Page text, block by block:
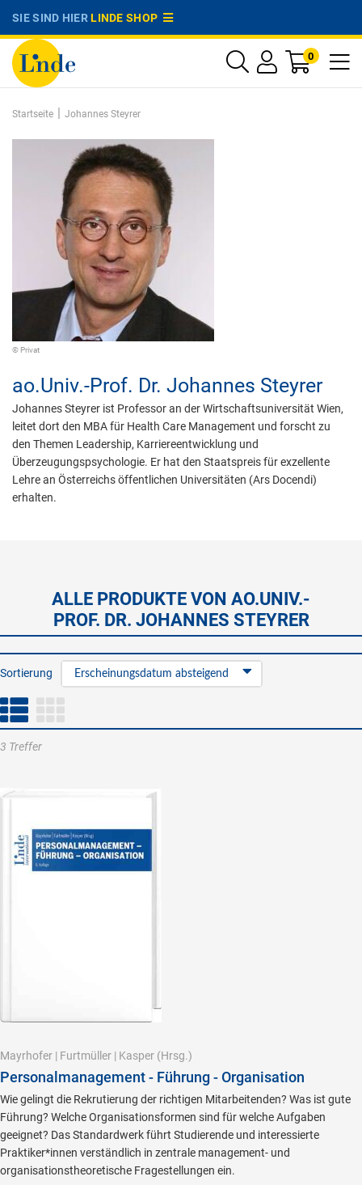
SIE SIND HIERLINDE SHOP
0
Startseite | Johannes Steyrer
© Privat
ao.Univ.-Prof. Dr. Johannes Steyrer
Johannes Steyrer ist Professor an der Wirtschaftsuniversität Wien,
leitet dort den MBA für Health Care Management und forscht zu
den Themen Leadership, Karriereentwicklung und
Überzeugungspsychologie. Er hat den Staatspreis für exzellente
Lehre an Österreichs öffentlichen Universitäten (Ars Docendi)
erhalten.
ALLE PRODUKTE VON AO.UNIV.-
PROF. DR. JOHANNES STEYRER
Sortierung Erscheinungsdatum absteigend
3 Treffer
Mayrhofer | Furtmüller | Kasper (Hrsg.)
Personalmanagement - Führung - Organisation
Wie gelingt die Rekrutierung der richtigen Mitarbeitenden? Was ist gute
Führung? Welche Organisationsformen sind für welche Aufgaben
geeignet? Das Standardwerk führt Studierende und interessierte
Praktiker*innen verständlich in zentrale management- und
organisationstheoretische Fragestellungen ein.